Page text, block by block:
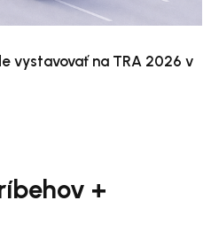
vystavovať na TRA 2026 v
+